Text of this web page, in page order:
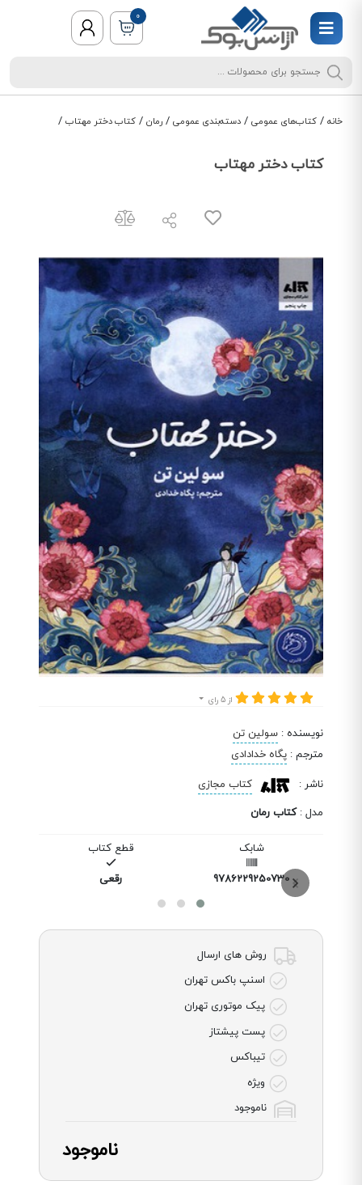
0
خانه / کتاب‌های عمومی / دسته‌بندی عمومی / رمان / کتاب دختر مهتاب /
کتاب دختر مهتاب
از 5 رای
نویسنده : سولین تن
مترجم : پگاه خدادادی
ناشر :
کتاب مجازی
مدل :کتاب رمان
شابک
9786229250730
قطع کتاب
رقعی
روش های ارسال
اسنپ باکس تهران
پیک موتوری تهران
پست پیشتاز
تیباکس
ویژه
ناموجود
ناموجود